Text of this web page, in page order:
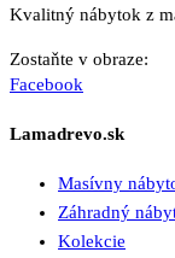
Kvalitný nábytok z
Zostaňte v obraze:
Facebook
Lamadrevo.sk
Masívny
Záhradný
Kolekcie